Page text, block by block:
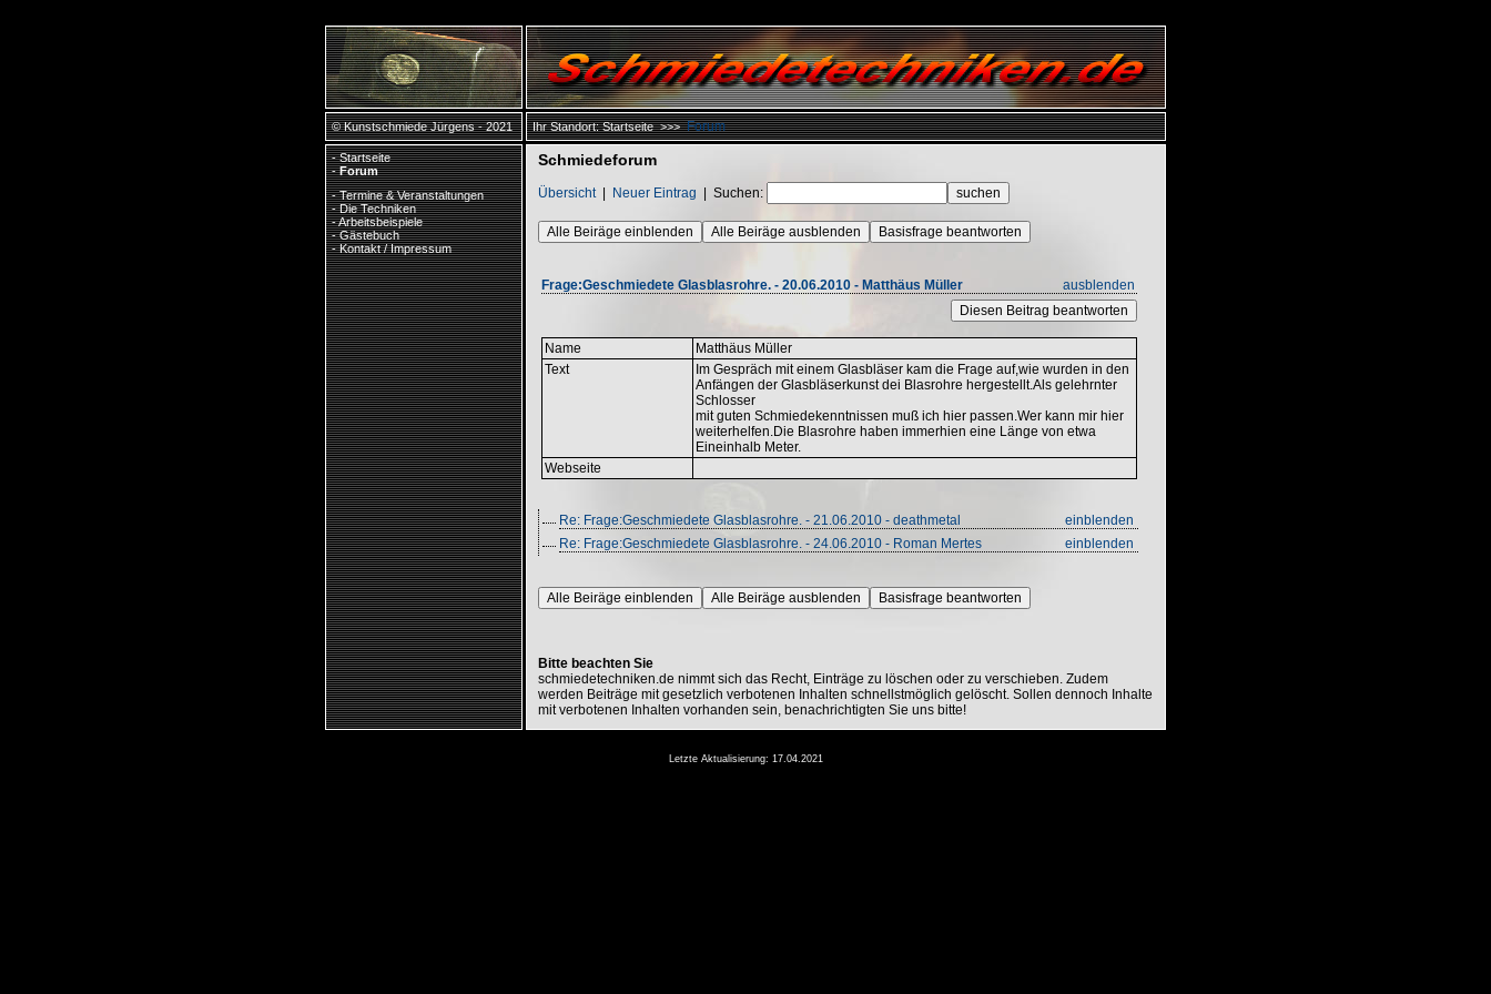
© Kunstschmiede Jürgens - 2021 Ihr Standort:Startseite>>>Forum
-Startseite
-Forum
-Termine & Veranstaltungen
-Die Techniken
-Arbeitsbeispiele
-Gästebuch
-Kontakt / Impressum
Schmiedeforum
Übersicht| Neuer Eintrag | Suchen:
Alle Beiräge einblenden Alle Beiräge ausblenden Basisfrage beantworten
Frage:Geschmiedete Glasblasrohre. - 20.06.2010 - Matthäus Müller
ausblenden
Diesen Beitrag beantworten
Name
Matthäus Müller
Text
Im Gespräch mit einem Glasbläser kam die Frage auf,wie wurden in den
Anfängen der Glasbläserkunst dei Blasrohre hergestellt.Als gelehrnter
Schlosser
mit guten Schmiedekenntnissen muß ich hier passen.Wer kann mir hier
weiterhelfen.Die Blasrohre haben immerhien eine Länge von etwa
Eineinhalb Meter.
Webseite
Re: Frage:Geschmiedete Glasblasrohre. - 21.06.2010 - deathmetal
einblenden
Re: Frage:Geschmiedete Glasblasrohre. - 24.06.2010 - Roman Mertes
einblenden
Alle Beiräge einblenden Alle Beiräge ausblenden Basisfrage beantworten
Bitte beachten Sie
schmiedetechniken.de nimmt sich das Recht, Einträge zu löschen oder zu verschieben. Zudem
werden Beiträge mit gesetzlich verbotenen Inhalten schnellstmöglich gelöscht. Sollen dennoch Inhalte
mit verbotenen Inhalten vorhanden sein, benachrichtigten Sie uns bitte!
Letzte Aktualisierung: 17.04.2021